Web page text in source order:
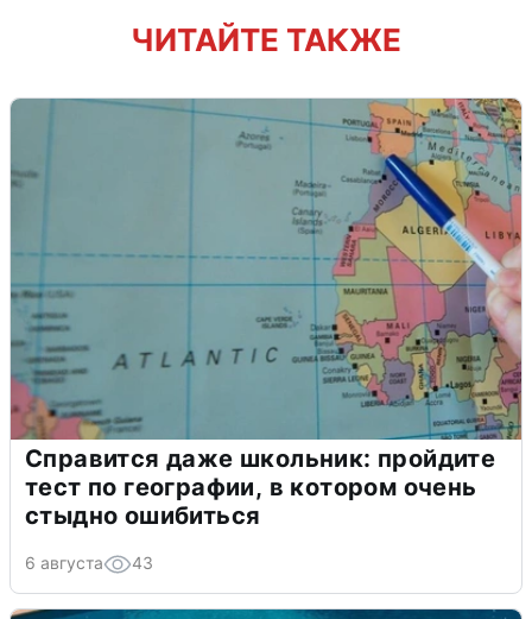
ЧИТАЙТЕ ТАКЖЕ
Справится даже школьник: пройдите
тест по географии, в котором очень
стыдно ошибиться
6 августа 43